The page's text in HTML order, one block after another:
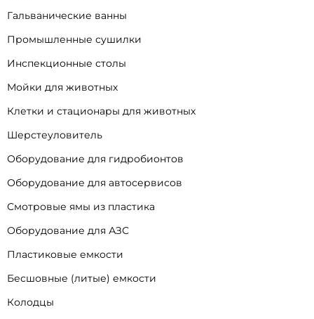
Гальванические ванны
Промышленные сушилки
Инспекционные столы
Мойки для животных
Клетки и стационары для животных
Шерстеуловитель
Оборудование для гидробионтов
Оборудование для автосервисов
Смотровые ямы из пластика
Оборудование для АЗС
Пластиковые емкости
Бесшовные (литые) емкости
Колодцы